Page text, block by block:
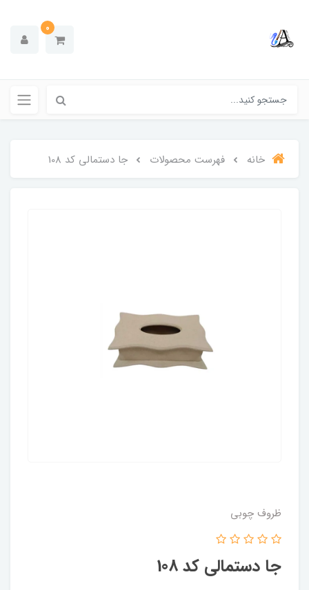
0
خانه فهرست محصولات جا دستمالی کد 108
ظروف چوبی
جا دستمالی کد 108